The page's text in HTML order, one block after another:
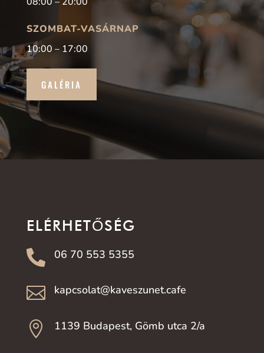
SZOMBAT-VASÁRNAP
10:00 – 17:00
GALÉRIA
ELÉRHETŐSÉG
 06 70 553 5355
 kapcsolat@kaveszunet.cafe
 1139 Budapest, Gömb utca 2/a